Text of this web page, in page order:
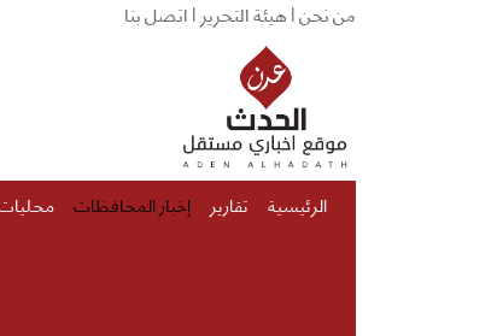
من نحن |هيئة التحرير |اتصل بنا
الرئيسية تقارير إخبار المحافظات محليات